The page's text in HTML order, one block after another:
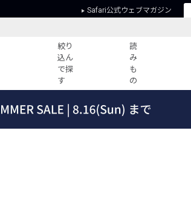
Safari公式ウェブマガジン
絞り
込ん
で探
す
読
み
も
の
事